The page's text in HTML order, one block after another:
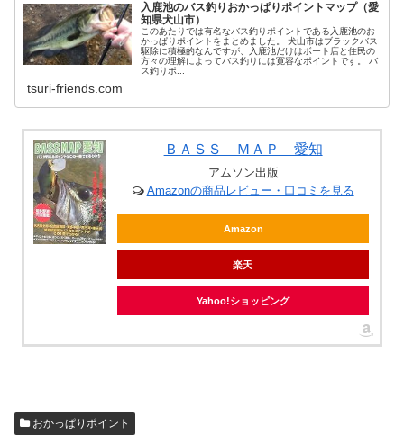
入鹿池のバス釣りおかっぱりポイントマップ（愛
知県犬山市）
このあたりでは有名なバス釣りポイントである入鹿池のお
かっぱりポイントをまとめました。 犬山市はブラックバス
駆除に積極的なんですが、入鹿池だけはボート店と住民の
方々の理解によってバス釣りには寛容なポイントです。 バ
ス釣りポ...
tsuri-friends.com
ＢＡＳＳ ＭＡＰ 愛知
アムソン出版
Amazonの商品レビュー・口コミを見る
Amazon
楽天
Yahoo!ショッピング
おかっぱりポイント